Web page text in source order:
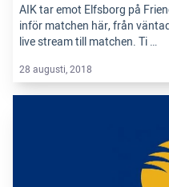
AIK tar emot Elfsborg på
inför matchen här, från
live stream till matchen. Ti …
28 augusti, 2018